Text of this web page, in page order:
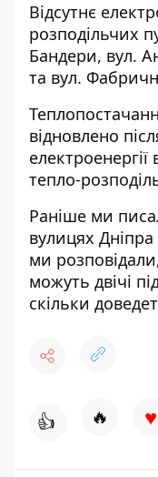
Відсутнє
розподільчих
Бандери, вул.
та вул.
відновлено
тепло-
Раніше ми
вулицях Дніпра
ми
можуть двічі
скільки
👍 🔥 ♥